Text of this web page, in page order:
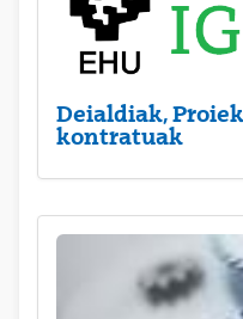
Deialdiak,
kontratuak